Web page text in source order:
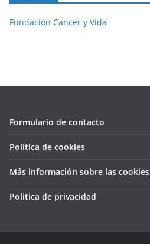
Fundación Cancer y Vida
Formulario de contacto
Política de cookies
Más información sobre las cookies
Politica de privacidad